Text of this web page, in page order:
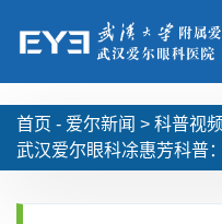
首页 - 爱尔新闻 > 科普视频
武汉爱尔眼科凃惠芳科普